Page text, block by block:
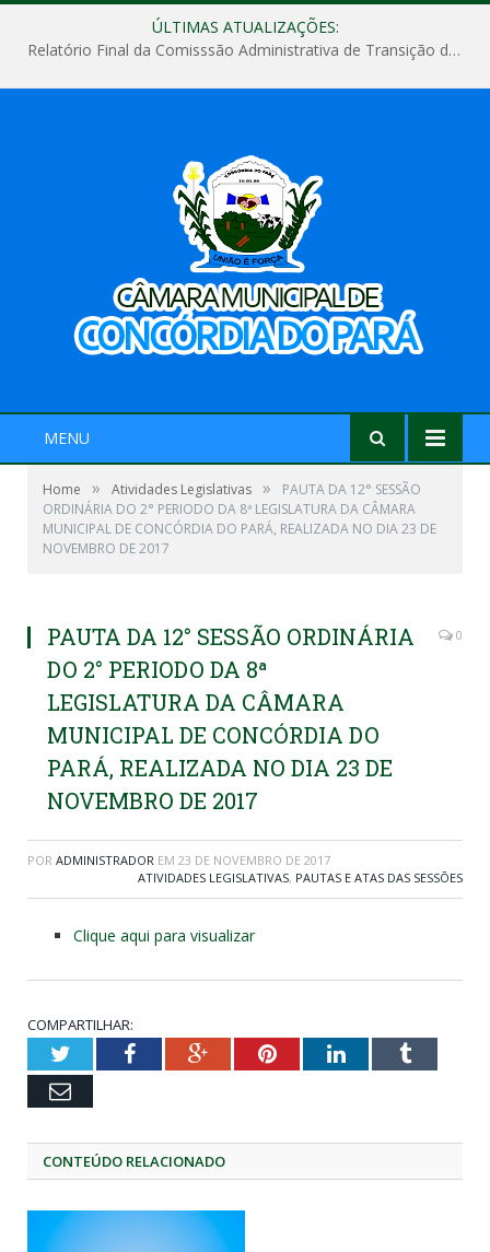
ÚLTIMAS ATUALIZAÇÕES:
Relatório Final da Comisssão Administrativa de Transição de Mandato do Poder Legislativo do Município de Concórdia do Pará
MENU
Home » Atividades Legislativas »
PAUTA DA 12° SESSÃO
ORDINÁRIA DO 2° PERIODO DA 8ª LEGISLATURA DA CÂMARA
MUNICIPAL DE CONCÓRDIA DO PARÁ, REALIZADA NO DIA 23 DE
NOVEMBRO DE 2017
PAUTA DA 12° SESSÃO ORDINÁRIA
DO 2° PERIODO DA 8ª
LEGISLATURA DA CÂMARA
MUNICIPAL DE CONCÓRDIA DO
PARÁ, REALIZADA NO DIA 23 DE
NOVEMBRO DE 2017
0
POR ADMINISTRADOR EM 23 DE NOVEMBRO DE 2017
ATIVIDADES LEGISLATIVAS, PAUTAS E ATAS DAS SESSÕES
Clique aqui para visualizar
COMPARTILHAR:
TwitterFacebookGoogle+PinterestLinkedInTumblr
Email
CONTEÚDO RELACIONADO